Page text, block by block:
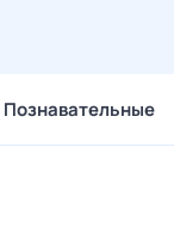
Познавательные